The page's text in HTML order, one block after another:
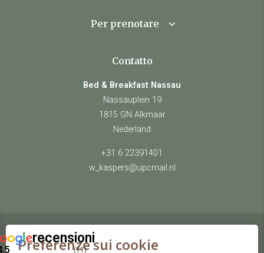
Per prenotare
Contatto
Bed & Breakfast Nassau
Nassauplein 19
1815 GN Alkmaar
Nederland
+31 6 22391401
w_kaspers@upcmail.nl
© Bed & Breakfast Nassau
recensioni
(11)
Preferenze sui cookie